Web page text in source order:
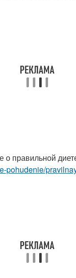
о правильной
pohudenie/